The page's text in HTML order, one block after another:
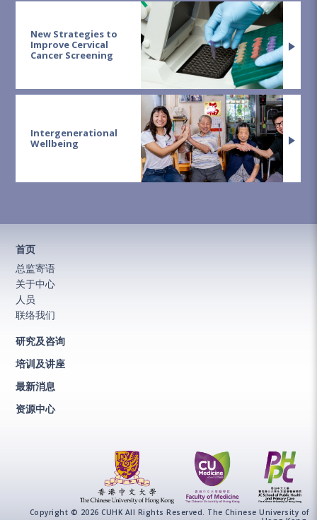
New Strategies to
Improve Cervical
Cancer Screening
Intergenerational
Wellbeing
首页
总监寄语
关于中心
人员
联络我们
研究及咨询
培训及讲座
最新消息
资源中心
Copyright © 2026 CUHK All Rights Reserved. The Chinese University of